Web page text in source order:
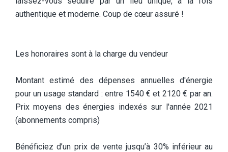
authentique et moderne. Coup de cœur assuré !
Les honoraires sont à la charge du vendeur
Montant estimé des dépenses annuelles d'énergie
pour un usage standard : entre 1540 € et 2120 € par an.
Prix moyens des énergies indexés sur l'année 2021
(abonnements compris)
Bénéficiez d’un prix de vente jusqu’à 30% inférieur au